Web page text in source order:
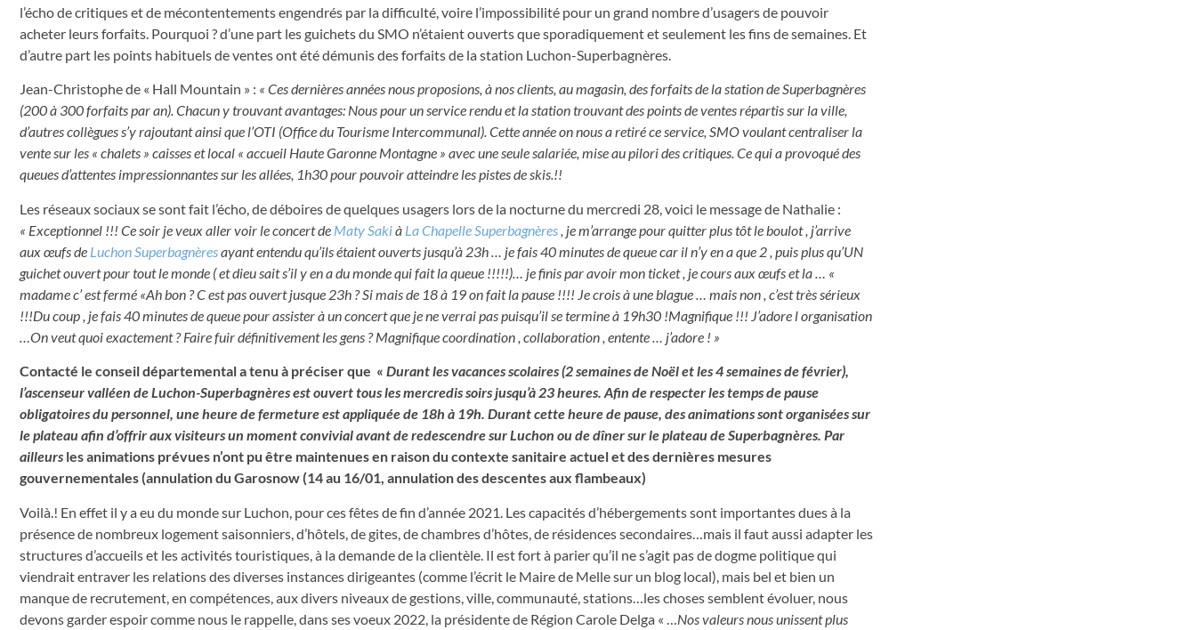
l’écho de critiques et de mécontentements engendrés par la difficulté, voire l’impossibilité pour un grand nombre d’usagers de pouvoir
acheter leurs forfaits. Pourquoi ? d’une part les guichets du SMO n’étaient ouverts que sporadiquement et seulement les fins de semaines. Et
d’autre part les points habituels de ventes ont été démunis des forfaits de la station Luchon-Superbagnères.
Jean-Christophe de « Hall Mountain » : « Ces dernières années nous proposions, à nos clients, au magasin, des forfaits de la station de Superbagnères
(200 à 300 forfaits par an). Chacun y trouvant avantages: Nous pour un service rendu et la station trouvant des points de ventes répartis sur la ville,
d’autres collègues s’y rajoutant ainsi que l’OTI (Office du Tourisme Intercommunal). Cette année on nous a retiré ce service, SMO voulant centraliser la
vente sur les « chalets » caisses et local « accueil Haute Garonne Montagne » avec une seule salariée, mise au pilori des critiques. Ce qui a provoqué des
queues d’attentes impressionnantes sur les allées, 1h30 pour pouvoir atteindre les pistes de skis.!!
Les réseaux sociaux se sont fait l’écho, de déboires de quelques usagers lors de la nocturne du mercredi 28, voici le message de Nathalie :
« Exceptionnel !!! Ce soir je veux aller voir le concert de Maty Sakià La Chapelle Superbagnères , je m’arrange pour quitter plus tôt le boulot , j’arrive
aux œufs de Luchon Superbagnèresayant entendu qu’ils étaient ouverts jusqu’à 23h … je fais 40 minutes de queue car il n’y en a que 2 , puis plus qu’UN
guichet ouvert pour tout le monde ( et dieu sait s’il y en a du monde qui fait la queue !!!!!)… je finis par avoir mon ticket , je cours aux œufs et la … «
madame c’ est fermé «Ah bon ? C est pas ouvert jusque 23h ? Si mais de 18 à 19 on fait la pause !!!! Je crois à une blague … mais non , c’est très sérieux
!!!Du coup , je fais 40 minutes de queue pour assister à un concert que je ne verrai pas puisqu’il se termine à 19h30 !Magnifique !!! J’adore l organisation
…On veut quoi exactement ? Faire fuir définitivement les gens ? Magnifique coordination , collaboration , entente … j’adore ! »
Contacté le conseil départemental a tenu à préciser que « Durant les vacances scolaires (2 semaines de Noël et les 4 semaines de février),
l’ascenseur valléen de Luchon-Superbagnères est ouvert tous les mercredis soirs jusqu’à 23 heures. Afin de respecter les temps de pause
obligatoires du personnel, une heure de fermeture est appliquée de 18h à 19h. Durant cette heure de pause, des animations sont organisées sur
le plateau afin d’offrir aux visiteurs un moment convivial avant de redescendre sur Luchon ou de dîner sur le plateau de Superbagnères. Par
ailleurs les animations prévues n’ont pu être maintenues en raison du contexte sanitaire actuel et des dernières mesures
gouvernementales (annulation du Garosnow (14 au 16/01, annulation des descentes aux flambeaux)
Voilà.! En effet il y a eu du monde sur Luchon, pour ces fêtes de fin d’année 2021. Les capacités d’hébergements sont importantes dues à la
présence de nombreux logement saisonniers, d’hôtels, de gites, de chambres d’hôtes, de résidences secondaires…mais il faut aussi adapter les
structures d’accueils et les activités touristiques, à la demande de la clientèle. Il est fort à parier qu’il ne s’agit pas de dogme politique qui
viendrait entraver les relations des diverses instances dirigeantes (comme l’écrit le Maire de Melle sur un blog local), mais bel et bien un
manque de recrutement, en compétences, aux divers niveaux de gestions, ville, communauté, stations…les choses semblent évoluer, nous
devons garder espoir comme nous le rappelle, dans ses voeux 2022, la présidente de Région Carole Delga « … Nos valeurs nous unissentplus